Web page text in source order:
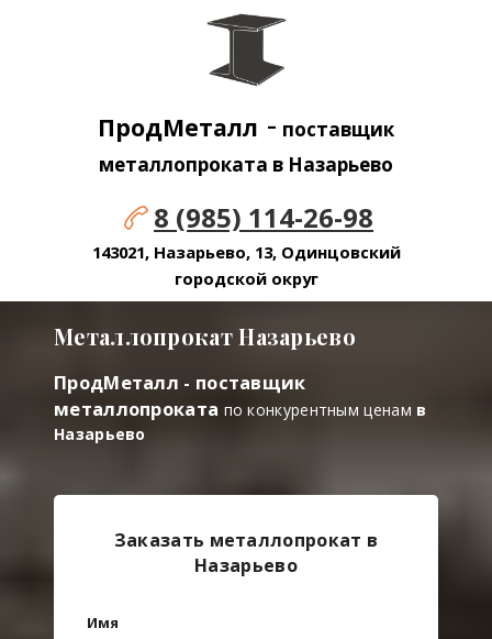
ПродМеталл - поставщик
металлопроката в Назарьево
8 (985) 114-26-98
143021, Назарьево, 13, Одинцовский
городской округ
Металлопрокат Назарьево
ПродМеталл - поставщик
металлопроката по конкурентным ценам в
Назарьево
Заказать металлопрокат в
Назарьево
Имя